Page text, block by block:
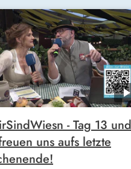
- Tag 13 und
uns aufs letzte